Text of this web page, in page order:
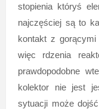
stopienia któryś
najczęściej są to
kontakt z
więc rdzenia
prawdopodobne
kolektor nie jest
sytuacji może